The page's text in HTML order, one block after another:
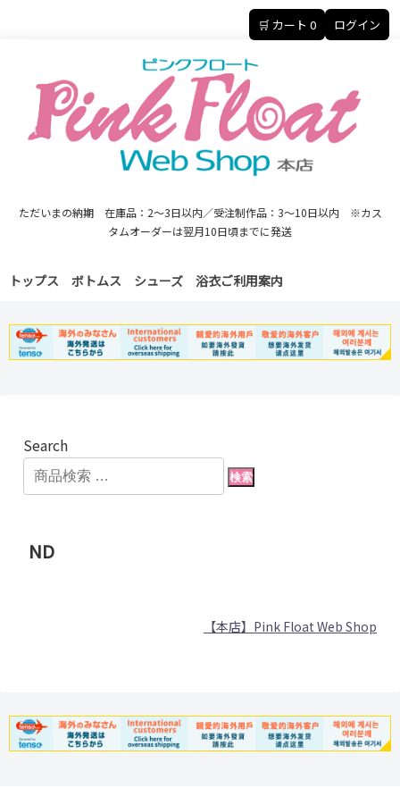
ただいまの納期 在庫品：2～3日以内／受注制作品：3～10日以内 ※カス
タムオーダーは翌月10日頃までに発送
トップス ボトムス シューズ 浴衣ご利用案内
Search
検索
ND
【本店】Pink Float Web Shop
🛒 カート 0 ログイン